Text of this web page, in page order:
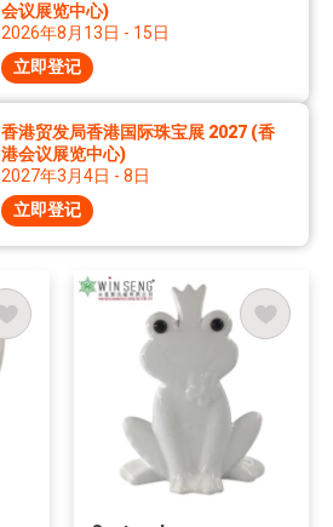
会议展览中心)
2026年8月13日 - 15日
立即登记
香港贸发局香港国际珠宝展 2027 (香
港会议展览中心)
2027年3月4日 - 8日
立即登记